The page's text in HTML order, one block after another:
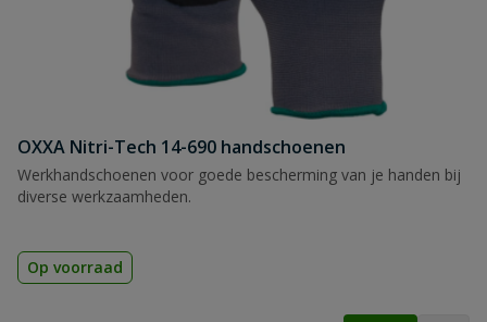
OXXA Nitri-Tech 14-690 handschoenen
Werkhandschoenen voor goede bescherming van je handen bij
diverse werkzaamheden.
Op voorraad